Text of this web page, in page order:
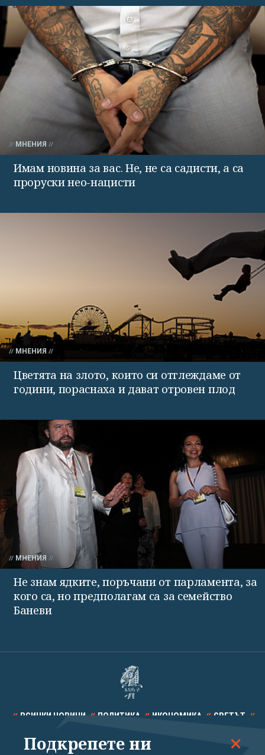
МНЕНИЯ
Имам новина за вас. Не, не са садисти, а са
проруски нео-нацисти
МНЕНИЯ
Цветята на злото, които си отглеждаме от
години, пораснаха и дават отровен плод
МНЕНИЯ
Не знам ядките, поръчани от парламента, за
кого са, но предполагам са за семейство
Баневи
ВСИЧКИ НОВИНИ ПОЛИТИКА ИКОНОМИКА СВЕТЪТ
СПОРТ КУЛТУРА ТЕХНОЛОГИИ КАЛЕЙДОСКОП
Подкрепете ни